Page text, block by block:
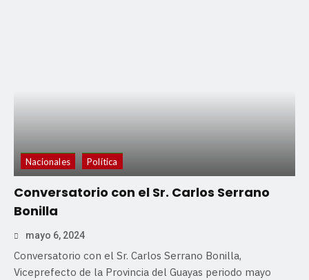
Nacionales Política
Conversatorio con el Sr. Carlos Serrano
Bonilla
mayo 6, 2024
Conversatorio con el Sr. Carlos Serrano Bonilla,
Viceprefecto de la Provincia del Guayas periodo mayo